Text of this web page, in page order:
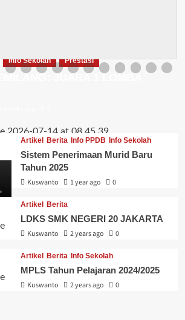
Info Sekolah Prestasi
JUARA 1 LOMBA
Artikel Berita Info PPDB Info Sekolah
Sistem Penerimaan Murid Baru
Tahun 2025
Kuswanto
1 year ago 0
Artikel Berita
LDKS SMK NEGERI 20 JAKARTA
Kuswanto
2 years ago 0
Artikel Berita Info Sekolah
MPLS Tahun Pelajaran 2024/2025
Kuswanto
2 years ago 0